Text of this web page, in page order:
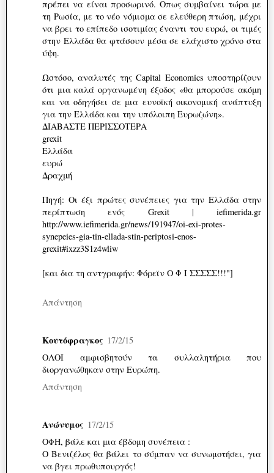
πρέπει να είναι προσωρινό. Οπως συμβαίνει τώρα με
τη Ρωσία, με το νέο νόμισμα σε ελεύθερη πτώση, μέχρι
να βρει το επίπεδο ισοτιμίας έναντι του ευρώ, οι τιμές
στην Ελλάδα θα φτάσουν μέσα σε ελάχιστο χρόνο στα
ύψη.
Ωστόσο, αναλυτές της Capital Economics υποστηρίζουν
ότι μια καλά οργανωμένη έξοδος «θα μπορούσε ακόμη
και να οδηγήσει σε μια ευνοϊκή οικονομική ανάπτυξη
για την Ελλάδα και την υπόλοιπη Eυρωζώνη».
ΔΙΑΒΑΣΤΕ ΠΕΡΙΣΣΟΤΕΡΑ
grexit
Ελλάδα
ευρώ
Δραχμή
Πηγή: Οι έξι πρώτες συνέπειες για την Ελλάδα στην
περίπτωση ενός Grexit | iefimerida.gr
http://www.iefimerida.gr/news/191947/oi-exi-protes-
synepeies-gia-tin-ellada-stin-periptosi-enos-
grexit#ixzz3S1z4wliw
[και δια τη αντγραφήν: Φόρεϊν Ο Φ Ι ΣΣΣΣΣ!!!"]
Απάντηση
Κουτόφραγκος 17/2/15
ΟΛΟΙ αμφισβητούν τα συλλαλητήρια που
διοργανώθηκαν στην Ευρώπη.
Απάντηση
Ανώνυμος 17/2/15
ΟΦΗ, βάλε και μια έβδομη συνέπεια :
Ο Βενιζέλος θα βάλει το σύμπαν να συνωμοτήσει, για
να βγει πρωθυπουργός!